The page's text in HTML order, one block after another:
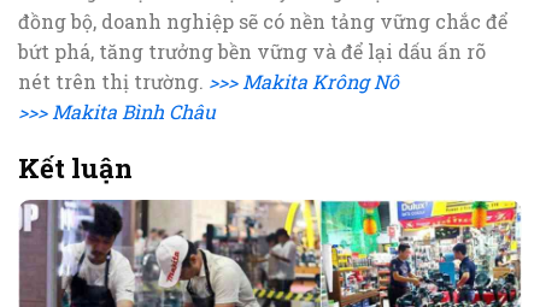
đồng bộ, doanh nghiệp sẽ có nền tảng vững chắc để
bứt phá, tăng trưởng bền vững và để lại dấu ấn rõ
nét trên thị trường. >>> Makita Krông Nô
>>> Makita Bình Châu
Kết luận